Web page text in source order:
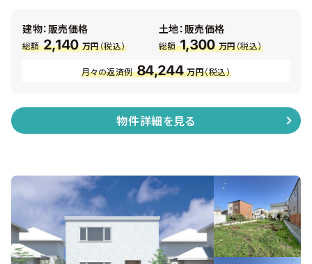
室にはウォークインクローク ・ 各居室にも収納あり
建物：販売価格
総額 2,140 万円（税込）
土地：販売価格
総額 1,300 万円（税込）
月々の返済例 84,244 万円（税込）
物件詳細を見る